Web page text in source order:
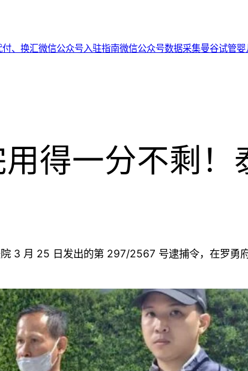
、换汇微信公众号入驻指南微信公众号数据采集曼谷试管婴
得一分不剩！
3 月 25 日发出的第 297/2567 号逮捕令，在罗勇